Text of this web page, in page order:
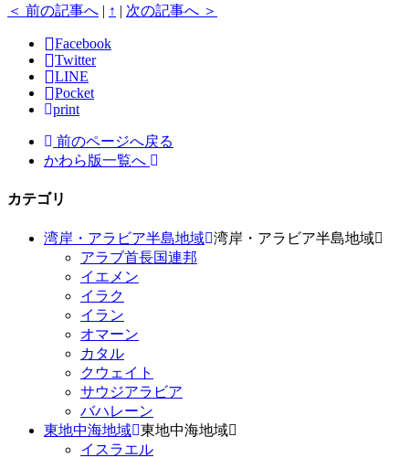
＜ 前の記事へ | ↑ | 次の記事へ ＞
Facebook
Twitter
LINE
Pocket
print
前のページへ戻る
かわら版一覧へ
カテゴリ
湾岸・アラビア半島地域 湾岸・アラビア半島地域
アラブ首長国連邦
イエメン
イラク
イラン
オマーン
カタル
クウェイト
サウジアラビア
バハレーン
東地中海地域 東地中海地域
イスラエル